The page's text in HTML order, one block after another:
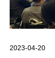
2023-04-20